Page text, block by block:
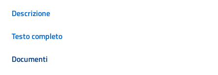
Descrizione
Testo completo
Documenti